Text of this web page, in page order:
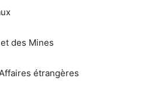
des Mines
étrangères